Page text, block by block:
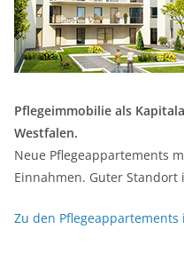
Pflegeimmobilie als
Westfalen.
Neue Pflegeappartements
Einnahmen. Guter Standort
Zu den Pflegeappartements